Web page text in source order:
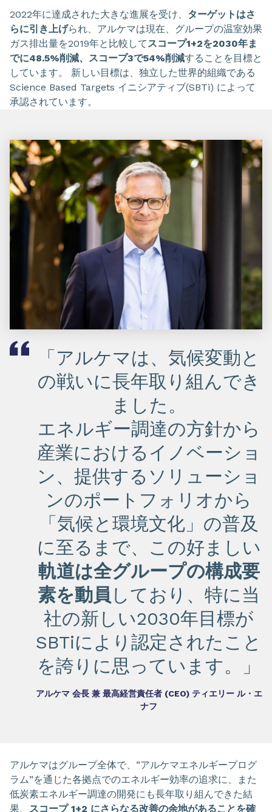
2022年に達成された大きな進展を受け、 ターゲットはさ
らに引き上げられ、アルケマは現在、グループの温室効果
ガス排出量を2019年と比較してスコープ1+2を2030年ま
でに48.5%削減、スコープ3で54%削減することを目標と
しています。 新しい目標は、独立した世界的組織である
Science Based Targets イニシアティブ(SBTi) によって
承認されています。
「アルケマは、気候変動と
の戦いに長年取り組んでき
ました。
エネルギー調達の方針から
産業におけるイノベーショ
ン、提供するソリューショ
ンのポートフォリオから
「気候と環境文化」の普及
に至るまで、この好ましい
軌道は全グループの構成要
素を動員 しており、特に当
社の新しい2030年目標が
SBTiにより認定されたこと
を誇りに思っています。」
アルケマ 会長 兼 最高経営責任者 (CEO) ティエリー ル・エ
ナフ
アルケマはグループ全体で、”アルケマエネルギープログ
ラム”を通じた各拠点でのエネルギー効率の追求に、また
低炭素エネルギー調達の開発にも長年取り組んできた結
果、 スコープ 1+2 にさらなる改善の余地があることを確